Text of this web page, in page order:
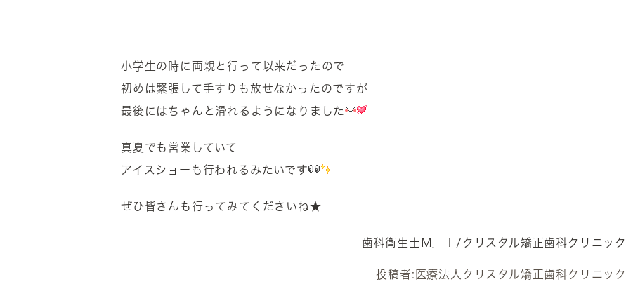
小学生の時に両親と行って以来だったので
初めは緊張して手すりも放せなかったのですが
最後にはちゃんと滑れるようになりました
真夏でも営業していて
アイスショーも行われるみたいです
ぜひ皆さんも行ってみてくださいね★
歯科衛生士Ｍ．Ｉ/クリスタル矯正歯科クリニック
投稿者: 医療法人クリスタル矯正歯科クリニック